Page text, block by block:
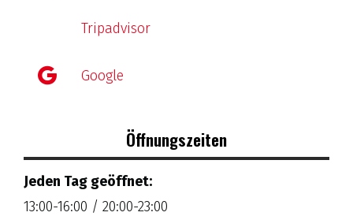
Tripadvisor
Google
Öffnungszeiten
Jeden Tag geöffnet:
13:00-16:00 / 20:00-23:00